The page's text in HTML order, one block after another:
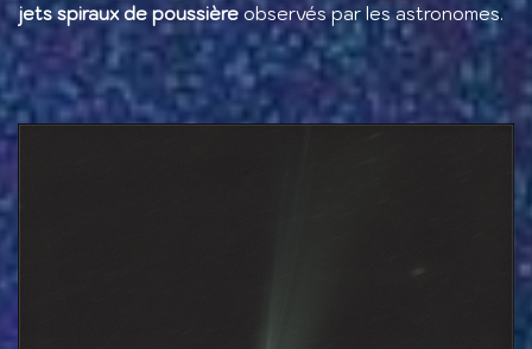
jets spiraux de poussière observés par les astronomes.